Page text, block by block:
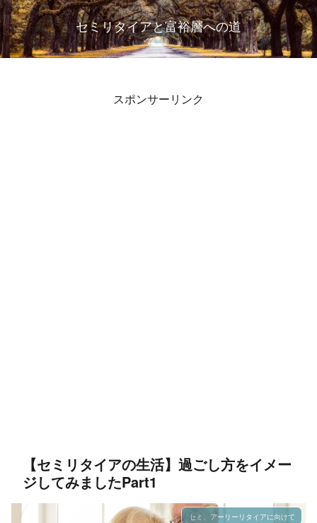
セミリタイアと富裕層への道
スポンサーリンク
【セミリタイアの生活】過ごし方をイメー
ジしてみましたPart1
セミ、アーリーリタイアに向けて